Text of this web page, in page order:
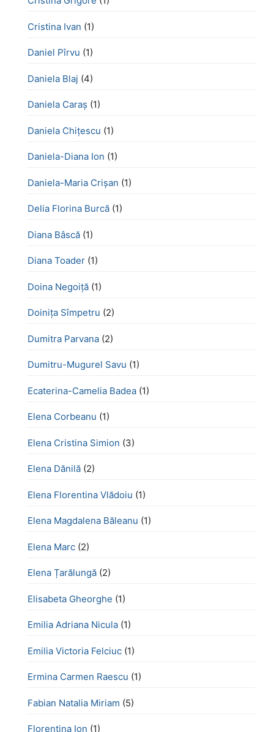
Cristina Ivan (1)
Daniel Pîrvu (1)
Daniela Blaj (4)
Daniela Caraș (1)
Daniela Chiţescu (1)
Daniela-Diana Ion (1)
Daniela-Maria Crișan (1)
Delia Florina Burcă (1)
Diana Bâscă (1)
Diana Toader (1)
Doina Negoiță (1)
Doinița Sîmpetru (2)
Dumitra Parvana (2)
Dumitru-Mugurel Savu (1)
Ecaterina-Camelia Badea (1)
Elena Corbeanu (1)
Elena Cristina Simion (3)
Elena Dănilă (2)
Elena Florentina Vlădoiu (1)
Elena Magdalena Băleanu (1)
Elena Marc (2)
Elena Țarălungă (2)
Elisabeta Gheorghe (1)
Emilia Adriana Nicula (1)
Emilia Victoria Felciuc (1)
Ermina Carmen Raescu (1)
Fabian Natalia Miriam (5)
Florentina Ion (1)